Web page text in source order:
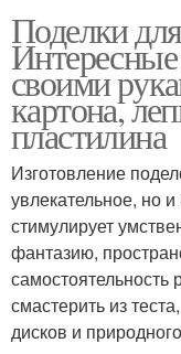
Поделки
своими
картона,
пластилина
Изготовление
увлекательное, но
стимулирует
фантазию,
смастерить из
дисков и